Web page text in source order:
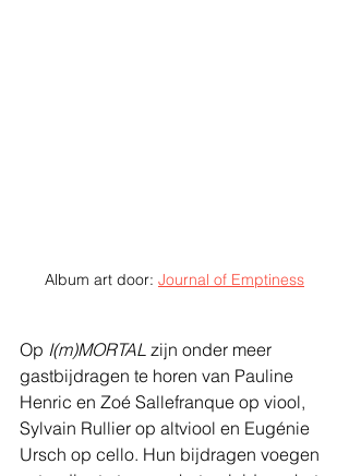
Album art door: Journal of Emptiness
Op I(m)MORTAL zijn onder meer
gastbijdragen te horen van Pauline
Henric en Zoé Sallefranque op viool,
Sylvain Rullier op altviool en Eugénie
Ursch op cello. Hun bijdragen voegen